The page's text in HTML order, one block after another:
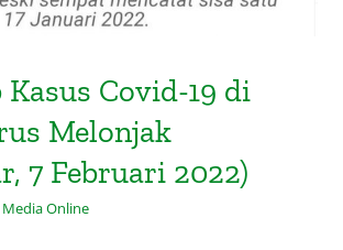
Kasus Covid-19 di
Melonjak
7 Februari 2022)
Media Online